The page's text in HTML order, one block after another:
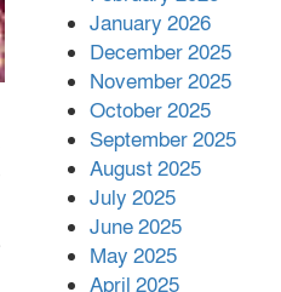
মাহফুজ,
নির্বাচিত
দেয়ার
মোকাবিলায় সহায়তার
January 2026
December 2025
November 2025
October 2025
September 2025
August 2025
July 2025
June 2025
May 2025
April 2025